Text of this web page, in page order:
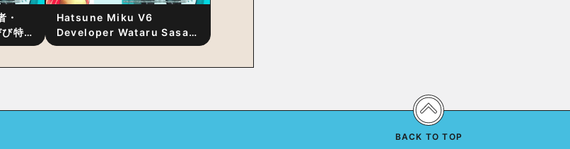
・
特
現の
Hatsune Miku V6
Developer Wataru Sasaki
× Professional Vocal-
BACK TO TOP